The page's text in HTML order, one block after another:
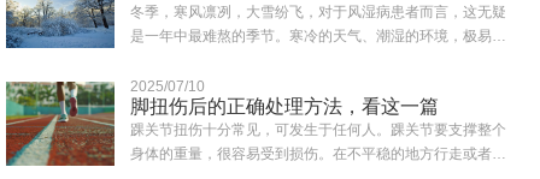
冬季，寒风凛冽，大雪纷飞，对于风湿病患者而言，这无疑
是一年中最难熬的季节。寒冷的天气、潮湿的环境，极易诱
2025/07/10
脚扭伤后的正确处理方法，看这一篇
踝关节扭伤十分常见，可发生于任何人。踝关节要支撑整个
身体的重量，很容易受到损伤。在不平稳的地方行走或者鞋